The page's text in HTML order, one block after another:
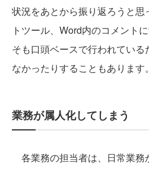
状況をあとから振り返ろうと思
トツール、Word内のコメント
そも口頭ベースで行われてい
なかったりすることもあります。
業務が属人化してしまう
各業務の担当者は、日常業務